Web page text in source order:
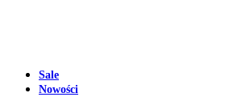
Sale
Nowości